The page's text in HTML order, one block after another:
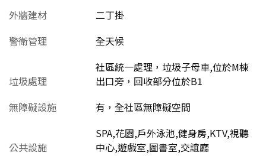
外牆建材
二丁掛
警衛管理
全天候
垃圾處理
社區統一處理，垃圾子母車,位於M棟
出口旁，回收部分位於B1
無障礙設施
有，全社區無障礙空間
公共設施
SPA,花園,戶外泳池,健身房,KTV,視聽
中心,遊戲室,圖書室,交誼廳